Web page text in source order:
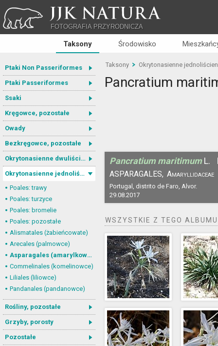
JJK NATURA
FOTOGRAFIA PRZYRODNICZA
Taksony Środowisko
Ptaki Non Passeriformes
Ptaki Passeriformes
Ssaki
Kręgowce, pozostałe
Owady
Bezkręgowce, pozostałe
Okrytonasienne dwuliścienne
Okrytonasienne jednoliścienne
Poales: trawy
Poales: turzyce
Poales: bromelie
Poales: pozostałe
Alismatales (żabieńcowate)
Arecales (palmowce)
Asparagales (amarylkowce)
Commelinales (komelinowce)
Liliales (liliowce)
Pandanales (pandanowce)
Rośliny, pozostałe
Grzyby, porosty
Pozostałe
Taksony Okrytonasienne
Pancratium
Pancratium maritimum L.
ASPARAGALES, Amaryllidaceae
Portugal, distrito de Faro, Alvor.
29.08.2017
WSZYSTKIE Z TEGO ALBUMU